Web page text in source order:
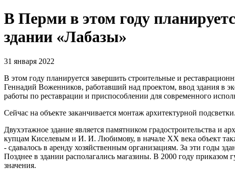
В Перми в этом году
здании «Лабазы»
31 января 2022
В этом году планируется завершить строительные и
Геннадий Воженников, работавший над проектом, ввод здания в
работы по реставрации и приспособлении для современного
Сейчас на объекте заканчивается монтаж архитектурной
Двухэтажное здание является памятником градостроительства
купцам Киселевым и И. И. Любимову, в начале XX века объект
- сдавалось в аренду хозяйственным организациям. За эти годы
Позднее в здании располагались магазины. В 2000 году приказом
значения.